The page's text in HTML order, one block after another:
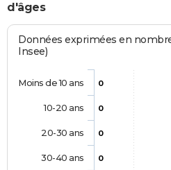
d'âges
Données exprimées en
Insee)
0
0
0
0
Moins de 10 ans
10-20 ans
20-30 ans
30-40 ans